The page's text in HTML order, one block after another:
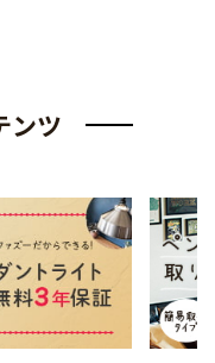
ンツ